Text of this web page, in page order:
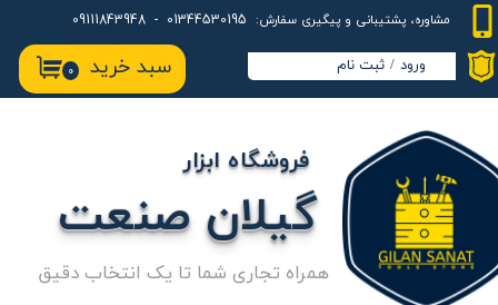
مشاوره، پشتیبانی و پیگیری سفارش:
۰ سبد خرید ورود / ثبت نام
حساب کاربری من
تغییر گذر واژه
سفارشات
خروج از حساب کاربریگیلان صنعت
فروشگاه ابزار
همراه تجاری شما تا یک انتخاب دقیق